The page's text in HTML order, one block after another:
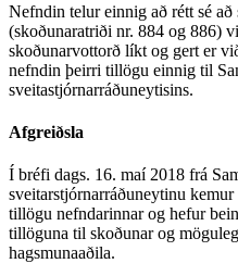
Nefndin telur einnig að rétt sé
(skoðunaratriði nr. 884 og 886)
skoðunarvottorð líkt og gert er
nefndin þeirri tillögu einnig til
sveitastjórnarráðuneytisins.
Afgreiðsla
Í bréfi dags. 16. maí 2018 frá
sveitarstjórnarráðuneytinu
tillögu nefndarinnar og hefur
tillöguna til skoðunar og
hagsmunaaðila.